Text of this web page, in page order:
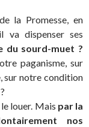
la Promesse, en
va dispenser ses
du sourd-muet ?
paganisme, sur
sur notre condition
louer. Mais par la
nos